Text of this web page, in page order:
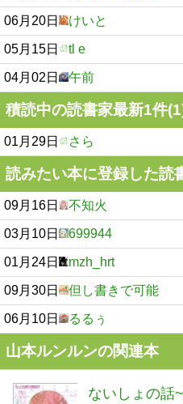
06月20日 けいと
05月15日 tl e
04月02日 午前
積読中の読書家最新1件
01月29日 さら
読みたい本に登録した読
09月16日 不知火
03月10日 699944
01月24日 mzh_hrt
09月30日 但し書きで可能
06月10日 るるぅ
山本ルンルンの関連本
ないしょの話